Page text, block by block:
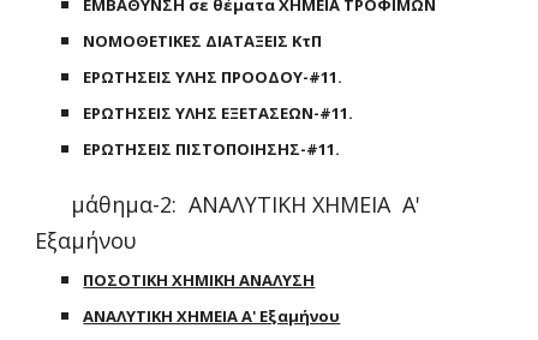
ΕΜΒΑΘΥΝΣΗ σε θέματα ΧΗΜΕΙΑ ΤΡΟΦΙΜΩΝ
ΝΟΜΟΘΕΤΙΚΕΣ ΔΙΑΤΑΞΕΙΣ ΚτΠ
ΕΡΩΤΗΣΕΙΣ ΥΛΗΣ ΠΡΟΟΔΟΥ-#11.
ΕΡΩΤΗΣΕΙΣ ΥΛΗΣ ΕΞΕΤΑΣΕΩΝ-#11.
ΕΡΩΤΗΣΕΙΣ ΠΙΣΤΟΠΟΙΗΣΗΣ-#11.
μάθημα-2: ΑΝΑΛΥΤΙΚΗ ΧΗΜΕΙΑ Α'
Εξαμήνου
ΠΟΣΟΤΙΚΗ ΧΗΜΙΚΗ ΑΝΑΛΥΣΗ
ΑΝΑΛΥΤΙΚΗ ΧΗΜΕΙΑ Α' Εξαμήνου